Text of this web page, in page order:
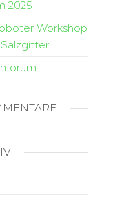
2025
Workshop